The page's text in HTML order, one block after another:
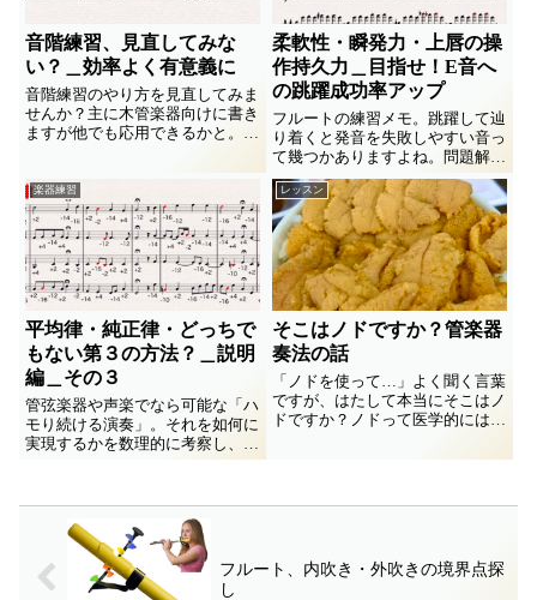
音階練習、見直してみな
い？＿効率よく有意義に
音階練習のやり方を見直してみま
せんか？主に木管楽器向けに書き
ますが他でも応用できるかと。そ
柔軟性・瞬発力・上唇の操
作持久力＿目指せ！E音へ
の跳躍成功率アップ
フルートの練習メモ。跳躍して辿
り着くと発音を失敗しやすい音っ
て幾つかありますよね。問題解消
を目指してこんな練習してみてま
す、って譜面と共にお見せして自
分を追い込み練習に向かうのです
(^_^;
楽器練習
平均律・純正律・どっちで
もない第３の方法？＿説明
編＿その３
管弦楽器や声楽でなら可能な「ハ
モり続ける演奏」。それを如何に
実現するかを数理的に考察し、方
法論に至ろうとする連載の３回目
レッスン
そこはノドですか？管楽器
奏法の話
「ノドを使って…」よく聞く言葉
ですが、はたして本当にそこはノ
ドですか？ノドって医学的には或
か？管楽器の音色などに変化を与
フルート、内吹き・外吹きの境界点探
し